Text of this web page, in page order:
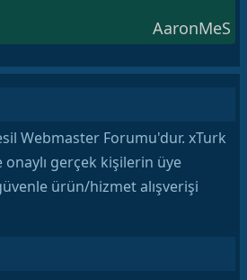
AaronMeS
Webmaster Forumu'dur. xTurk
gerçek kişilerin üye
ürün/hizmet alışverişi